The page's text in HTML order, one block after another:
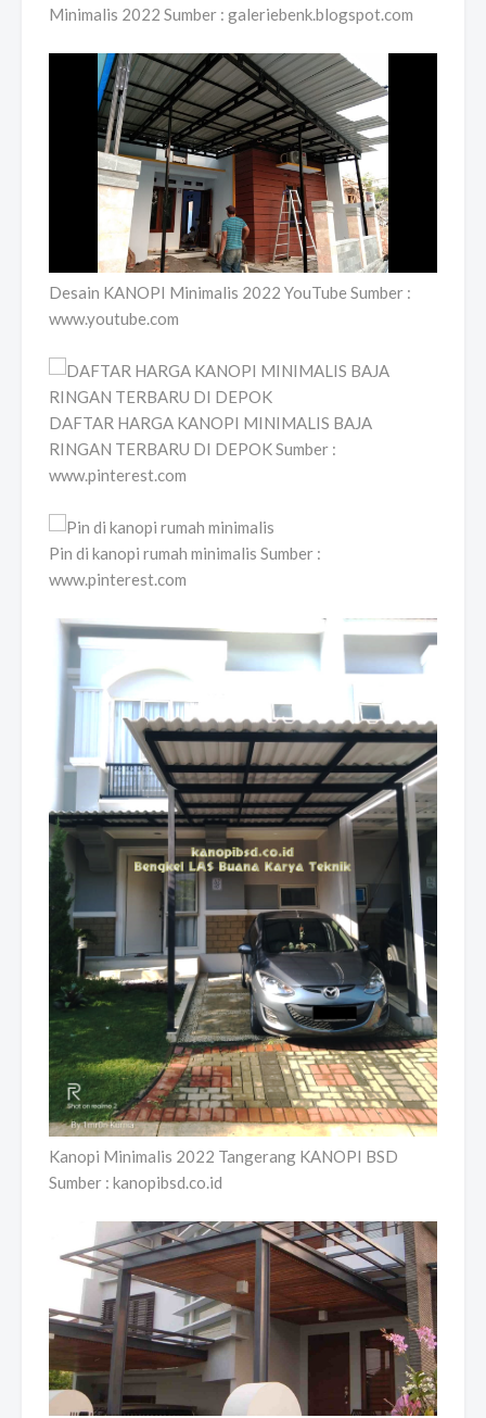
Minimalis 2022 Sumber : galeriebenk.blogspot.com
Desain KANOPI Minimalis 2022 YouTube Sumber :
www.youtube.com
DAFTAR HARGA KANOPI MINIMALIS BAJA
RINGAN TERBARU DI DEPOK Sumber :
www.pinterest.com
Pin di kanopi rumah minimalis Sumber :
www.pinterest.com
Kanopi Minimalis 2022 Tangerang KANOPI BSD
Sumber : kanopibsd.co.id